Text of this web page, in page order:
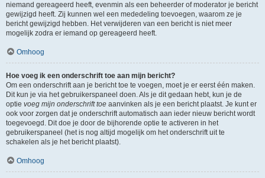
niemand gereageerd heeft, evenmin als een beheerder of moderator je bericht
gewijzigd heeft. Zij kunnen wel een mededeling toevoegen, waarom ze je
bericht gewijzigd hebben. Het verwijderen van een bericht is niet meer
mogelijk zodra er iemand op gereageerd heeft.
Omhoog
Hoe voeg ik een onderschrift toe aan mijn bericht?
Om een onderschrift aan je bericht toe te voegen, moet je er eerst één maken.
Dit kun je via het gebruikerspaneel doen. Als je dit gedaan hebt, kun je de
optie voeg mijn onderschrift toe aanvinken als je een bericht plaatst. Je kunt er
ook voor zorgen dat je onderschrift automatisch aan ieder nieuw bericht wordt
toegevoegd. Dit doe je door de bijhorende optie te activeren in het
gebruikerspaneel (het is nog altijd mogelijk om het onderschrift uit te
schakelen als je het bericht plaatst).
Omhoog